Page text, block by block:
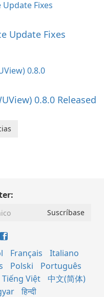
Update Fixes
0.8.0 Released
Français
Italiano
Polski
Português
Tiếng Việt
中文(简体)
हिन्दी